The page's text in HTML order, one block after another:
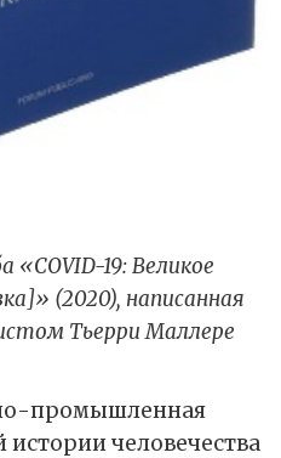
«COVID-19: Великое
(2020), написанная
Тьерри Маллере
промышленная
человечества